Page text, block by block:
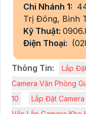
Chi Nhánh 1:
Trị Đông, Bình
Kỹ Thuật:
Điện Thoại:
Thông Tin: Lắp
Camera Văn Phòng
10
Lắp Đặt Camera